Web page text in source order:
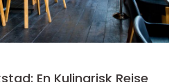
En Kulinarisk Reise